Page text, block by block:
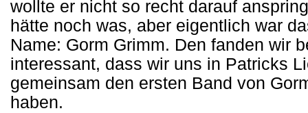
wollte er nicht so recht darauf
hätte noch was, aber eigentlich war
Name: Gorm Grimm. Den fanden wir
interessant, dass wir uns in Patricks
gemeinsam den ersten Band von
haben.